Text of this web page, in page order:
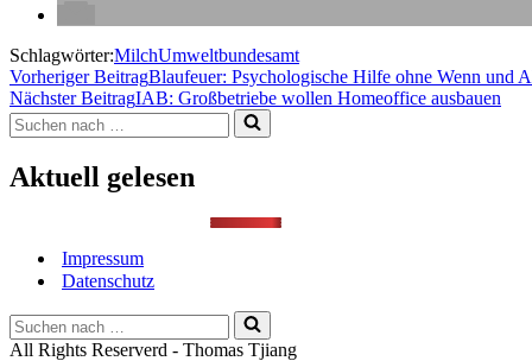
Schlagwörter:MilchUmweltbundesamt
Vorheriger BeitragBlaufeuer: Psychologische Hilfe ohne Wenn und
Nächster BeitragIAB: Großbetriebe wollen Homeoffice ausbauen
Suchen
nach …
Aktuell gelesen
Impressum
Datenschutz
Suchen
nach …
All Rights Reserverd - Thomas Tjiang